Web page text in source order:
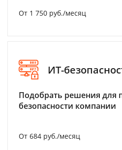
От 1 750 руб./месяц
ИТ-
Подобрать решения
безопасности компании
От 684 руб./месяц